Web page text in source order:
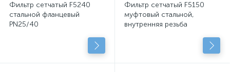
Фильтр сетчатый F5240
стальной фланцевый
PN25/40
Фильтр сетчатый F5150
муфтовый стальной,
внутренняя резьба